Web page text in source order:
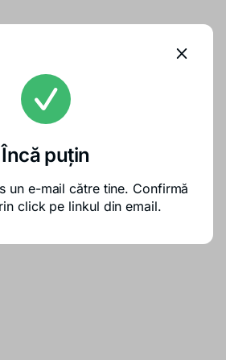
Încă puțin
un e-mail către tine. Confirmă
click pe linkul din email.